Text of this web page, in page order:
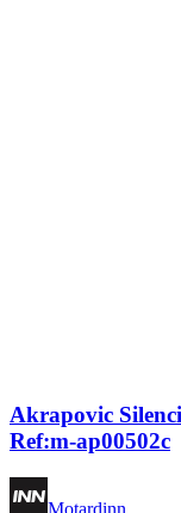
Akrapovic
Ref:m-ap00502c
Motardinn